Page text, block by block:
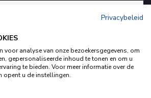
Privacybeleid
voor analyse van onze bezoekersgegevens, om
gepersonaliseerde inhoud te tonen en om u
te bieden. Voor meer informatie over de
opent u de instellingen.